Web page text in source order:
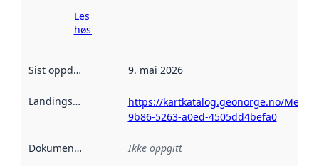
Les mer om
høsting her
Sist oppdatert 9. mai 2026
Landingsside
https://kartkatalog.geonorge.no/
9b86-5263-a0ed-4505dd4befa0
Dokumentasjon Ikke oppgitt